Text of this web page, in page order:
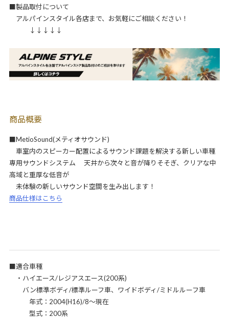
■製品取付について
アルパインスタイル各店まで、お気軽にご相談ください！
↓↓↓↓↓
商品概要
■MetioSound(メティオサウンド)
車室内のスピーカー配置によるサウンド課題を解決する新しい車種
専用サウンドシステム 天井から次々と音が降りそそぎ、クリアな中
高域と重厚な低音が
未体験の新しいサウンド空間を生み出します！
商品仕様はこちら
■適合車種
・ハイエース/レジアスエース(200系)
バン標準ボディ/標準ルーフ車、ワイドボディ/ミドルルーフ車
年式：2004(H16)/8～現在
型式：200系